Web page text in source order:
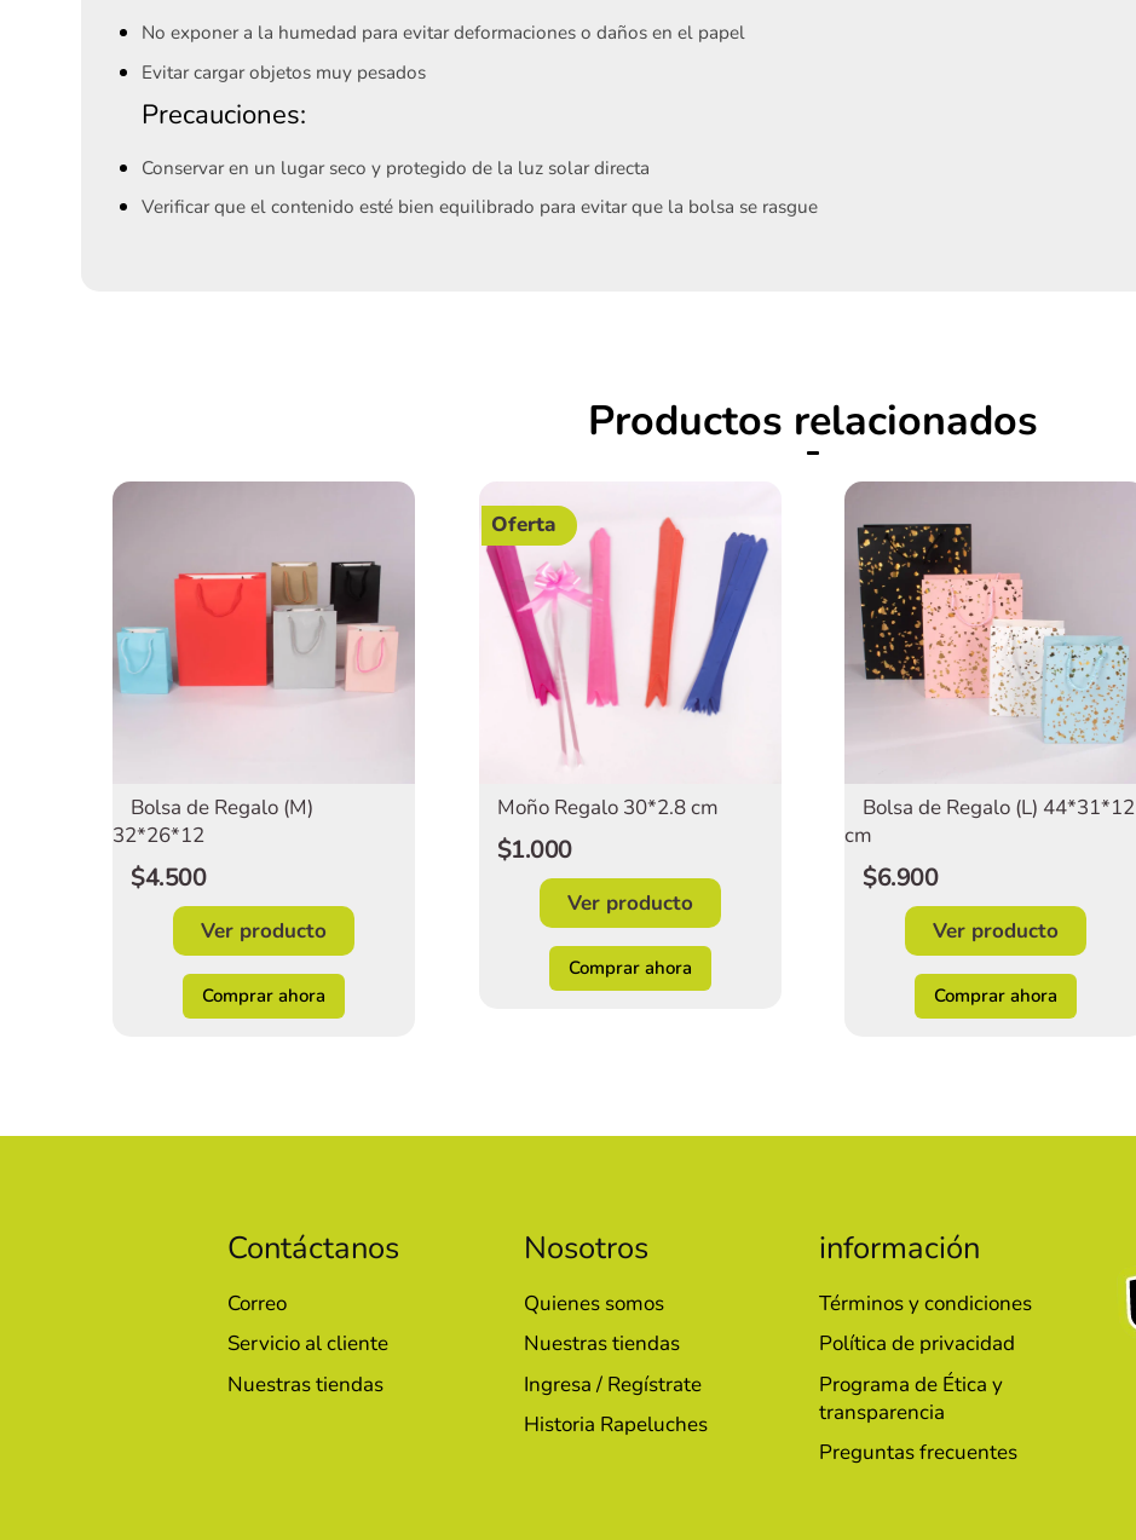
No exponer a la humedad para evitar deformaciones o daños en el papel
Evitar cargar objetos muy pesados
Precauciones:
Conservar en un lugar seco y protegido de la luz solar directa
Verificar que el contenido esté bien equilibrado para evitar que la bolsa se rasgue
Productos relacionados
Bolsa de Regalo (M)
32*26*12
$4.500
Ver producto
Comprar ahora
Oferta
Moño Regalo 30*2.8 cm
$1.000
Ver producto
Comprar ahora
Bolsa de Regalo (L) 44*31*12
cm
$6.900
Ver producto
Comprar ahora
Contáctanos
Correo
Servicio al cliente
Nuestras tiendas
Nosotros
Quienes somos
Nuestras tiendas
Ingresa / Regístrate
Historia Rapeluches
información
Términos y condiciones
Política de privacidad
Programa de Ética y
transparencia
Preguntas frecuentes